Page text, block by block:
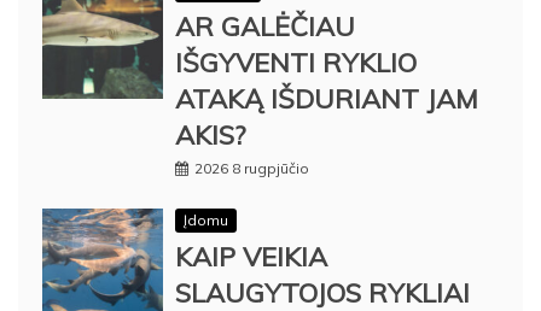
AR GALĖČIAU
IŠGYVENTI RYKLIO
ATAKĄ IŠDURIANT JAM
AKIS?
2026 8 rugpjūčio
Įdomu
KAIP VEIKIA
SLAUGYTOJOS RYKLIAI